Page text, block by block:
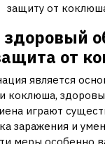
защиту от
здоровый
от
является
коклюша,
играют
заражения и